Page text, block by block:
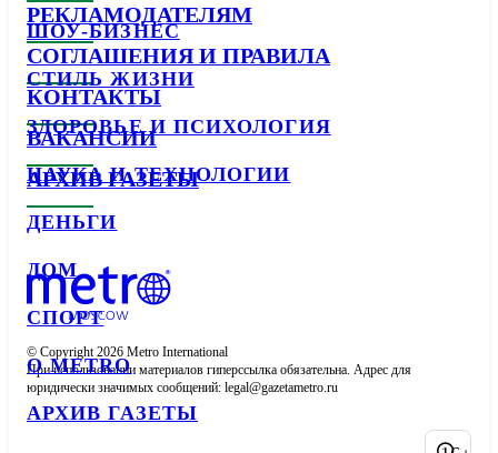
ШОУ-БИЗНЕС
СТИЛЬ ЖИЗНИ
ЗДОРОВЬЕ И ПСИХОЛОГИЯ
НАУКА И ТЕХНОЛОГИИ
ДЕНЬГИ
ДОМ
СПОРТ
О METRO
АРХИВ ГАЗЕТЫ
РЕКЛАМОДАТЕЛЯМ
СОГЛАШЕНИЯ И ПРАВИЛА
КОНТАКТЫ
ВАКАНСИИ
АРХИВ ГАЗЕТЫ
© Copyright 2026 Metro International
При использовании материалов гиперссылка обязательна. Адрес для
юридически значимых сообщений: